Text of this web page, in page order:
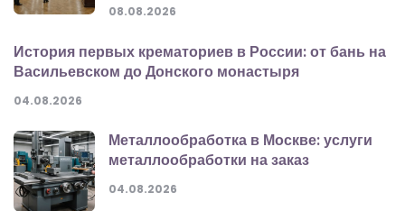
08.08.2026
История первых крематориев в России: от бань на
Васильевском до Донского монастыря
04.08.2026
Металлообработка в Москве: услуги
металлообработки на заказ
04.08.2026